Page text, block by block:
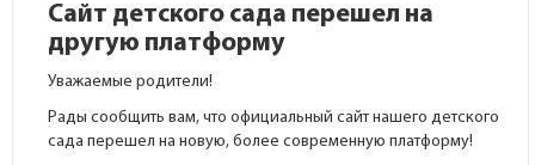
Сайт детского сада перешел на
другую платформу
Уважаемые родители!
Рады сообщить вам, что официальный сайт нашего детского
сада перешел на новую, более современную платформу!